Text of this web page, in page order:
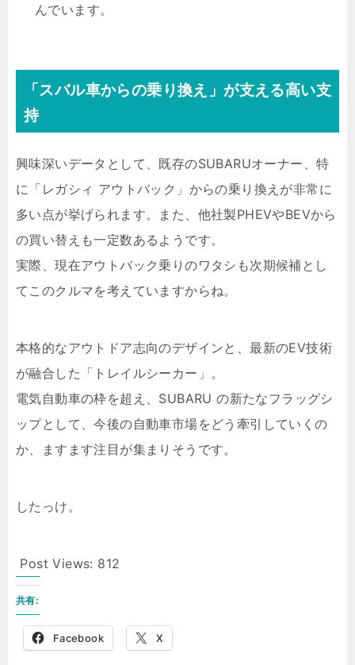
んでいます。
「スバル車からの乗り換え」が支える高い支
持
興味深いデータとして、既存のSUBARUオーナー、特
に「レガシィ アウトバック」からの乗り換えが非常に
多い点が挙げられます。また、他社製PHEVやBEVから
の買い替えも一定数あるようです。
実際、現在アウトバック乗りのワタシも次期候補とし
てこのクルマを考えていますからね。
本格的なアウトドア志向のデザインと、最新のEV技術
が融合した「トレイルシーカー」。
電気自動車の枠を超え、SUBARU の新たなフラッグシ
ップとして、今後の自動車市場をどう牽引していくの
か、ますます注目が集まりそうです。
したっけ。
Post Views: 812
共有:
Facebook X